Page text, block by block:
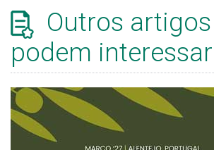
Outros
podem interessar